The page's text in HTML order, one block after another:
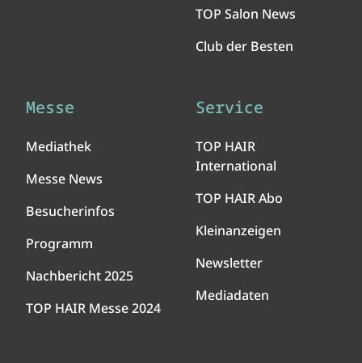
TOP Salon News
Club der Besten
Messe
Mediathek
Messe News
Besucherinfos
Programm
Nachbericht 2025
TOP HAIR Messe 2024
Service
TOP HAIR
International
TOP HAIR Abo
Kleinanzeigen
Newsletter
Mediadaten